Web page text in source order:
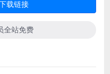
载链接
全站免费